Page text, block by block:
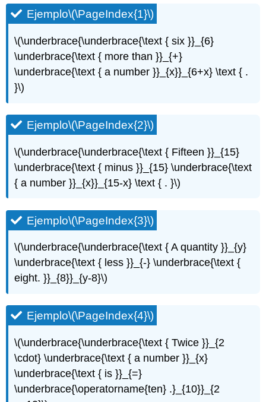
(\PageIndex{6}\)
Conjunto
Muestras
B
Ejemplo\
Ejemplo\
(\PageIndex{9}\)
Ejemplo\
(\PageIndex{10}\)
Ejemplo\
(\PageIndex{11}\)
(\PageIndex{12}\)
Set
práctica
B
Problema
práctica\
(\PageIndex{7}\)
de
práctica\
(\PageIndex{8}\)
Problema
de
Ejemplo\(\PageIndex{1}\)
\(\underbrace{\underbrace{\text { six }}_{6}
\underbrace{\text { more than }}_{+}
\underbrace{\text { a number }}_{x}}_{6+x} \text { .
}\)
Ejemplo\(\PageIndex{2}\)
\(\underbrace{\underbrace{\text { Fifteen }}_{15}
\underbrace{\text { minus }}_{15} \underbrace{\text
{ a number }}_{x}}_{15-x} \text { . }\)
Ejemplo\(\PageIndex{3}\)
\(\underbrace{\underbrace{\text { A quantity }}_{y}
\underbrace{\text { less }}_{-} \underbrace{\text {
eight. }}_{8}}_{y-8}\)
Ejemplo\(\PageIndex{4}\)
\(\underbrace{\underbrace{\text { Twice }}_{2
\cdot} \underbrace{\text { a number }}_{x}
\underbrace{\text { is }}_{=}
\underbrace{\operatorname{ten} .}_{10}}_{2